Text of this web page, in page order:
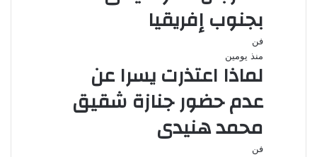
بجنوب إفريقيا
فن
منذ يومين
لماذا اعتذرت يسرا عن
عدم حضور جنازة شقيق
محمد هنيدى
فن